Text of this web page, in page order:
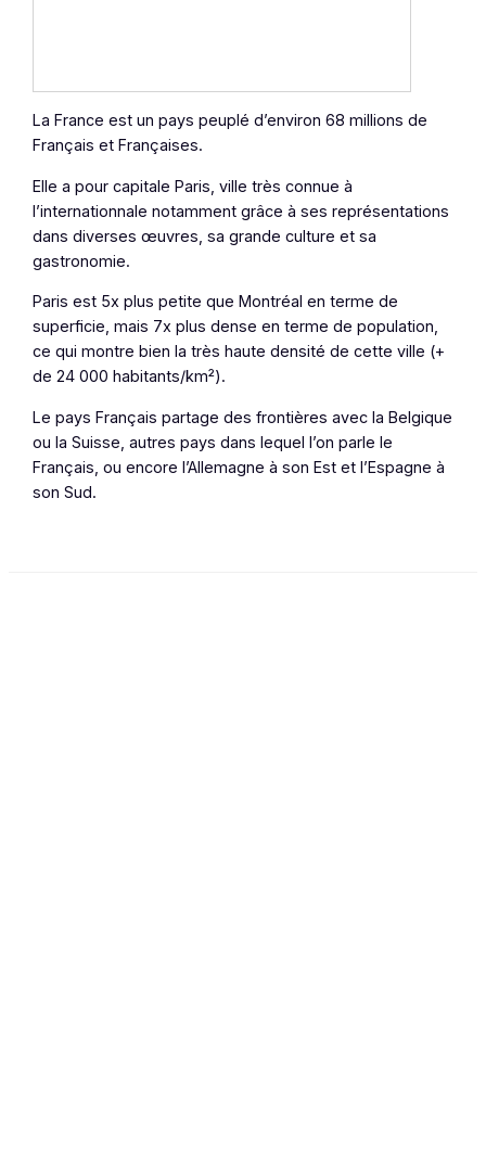
La France est un pays peuplé d’environ 68 millions de
Français et Françaises.
Elle a pour capitale Paris, ville très connue à
l’internationnale notamment grâce à ses représentations
dans diverses œuvres, sa grande culture et sa
gastronomie.
Paris est 5x plus petite que Montréal en terme de
superficie, mais 7x plus dense en terme de population,
ce qui montre bien la très haute densité de cette ville (+
de 24 000 habitants/km²).
Le pays Français partage des frontières avec la Belgique
ou la Suisse, autres pays dans lequel l’on parle le
Français, ou encore l’Allemagne à son Est et l’Espagne à
son Sud.